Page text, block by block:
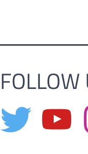
FOLLOW